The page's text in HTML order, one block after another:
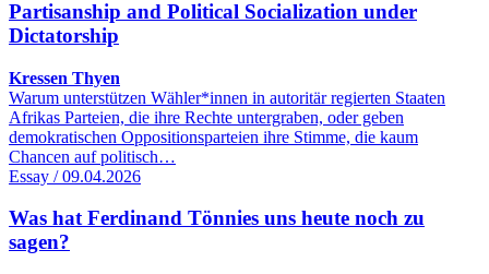
Partisanship and Political Socialization under
Dictatorship
Kressen Thyen
Warum unterstützen Wähler*innen in autoritär regierten Staaten
Afrikas Parteien, die ihre Rechte untergraben, oder geben
demokratischen Oppositionsparteien ihre Stimme, die kaum
Chancen auf politisch…
Essay / 09.04.2026
Was hat Ferdinand Tönnies uns heute noch zu
sagen?